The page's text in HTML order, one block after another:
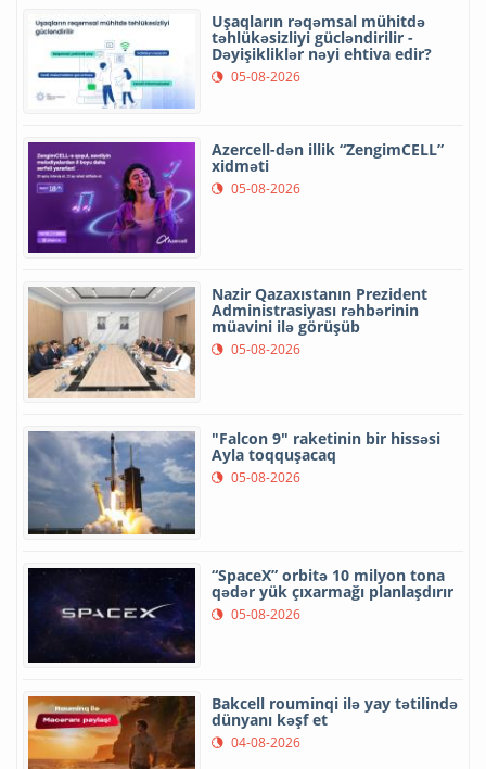
Uşaqların rəqəmsal mühitdə
təhlükəsizliyi gücləndirilir -
Dəyişikliklər nəyi ehtiva edir?
05-08-2026
Azercell-dən illik “ZengimCELL”
xidməti
05-08-2026
Nazir Qazaxıstanın Prezident
Administrasiyası rəhbərinin
müavini ilə görüşüb
05-08-2026
"Falcon 9" raketinin bir hissəsi
Ayla toqquşacaq
05-08-2026
“SpaceX” orbitə 10 milyon tona
qədər yük çıxarmağı planlaşdırır
05-08-2026
Bakcell rouminqi ilə yay tətilində
dünyanı kəşf et
04-08-2026